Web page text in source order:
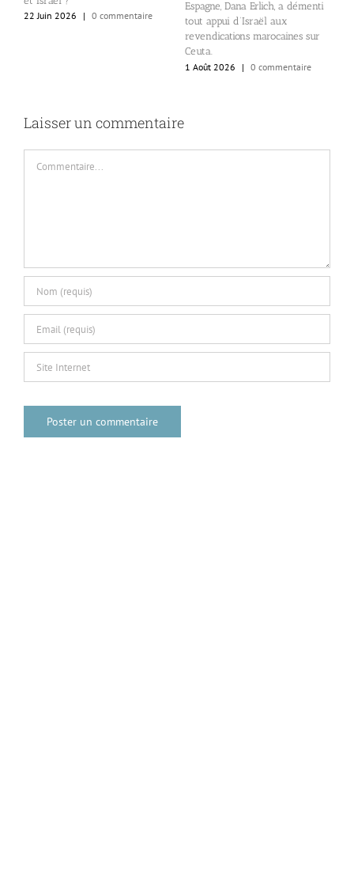
22 Juin 2026
| 0 commentaire
Espagne, Dana Erlich, a démenti
tout appui d’Israël aux
revendications marocaines sur
Ceuta.
1 Août 2026
| 0 commentaire
Laisser un commentaire